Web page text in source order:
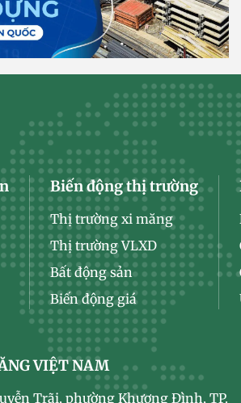
Biến động thị trường
Thị trường xi măng
Thị trường VLXD
Bất động sản
Biến động giá
VIỆT NAM
Trãi, phường Khương Đình, TP.